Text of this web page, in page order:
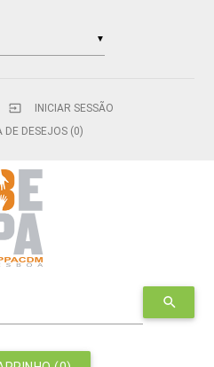
▼
INICIAR SESSÃO
input
DE DESEJOS (0)
search